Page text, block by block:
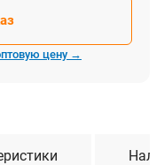
цену →